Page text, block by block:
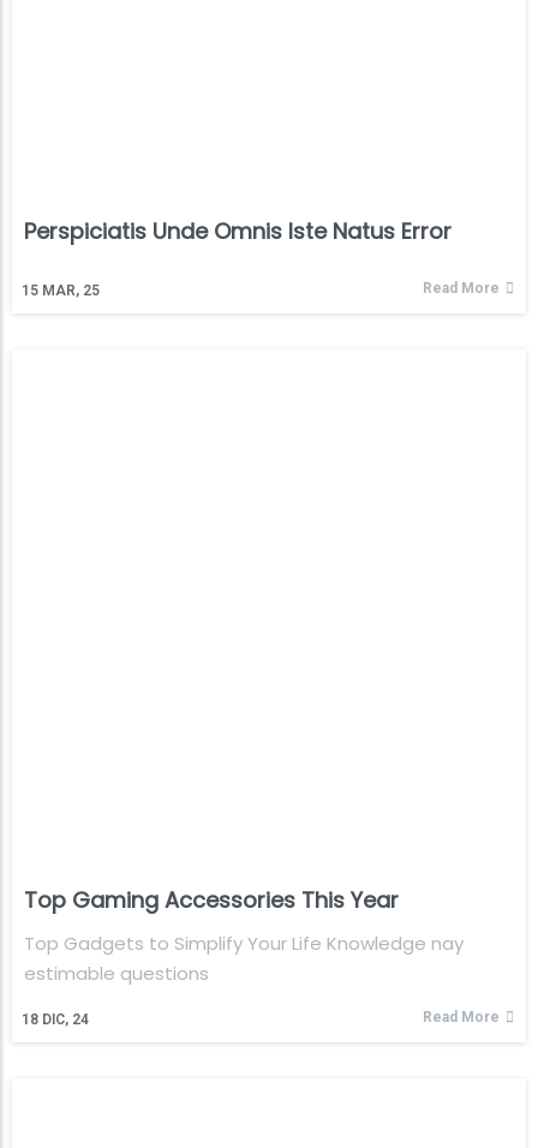
Perspiciatis Unde Omnis Iste Natus Error
15 MAR, 25 Read More
Top Gaming Accessories This Year
18 DIC, 24
Top Gadgets to Simplify Your Life Knowledge nay
estimable questions
Read More